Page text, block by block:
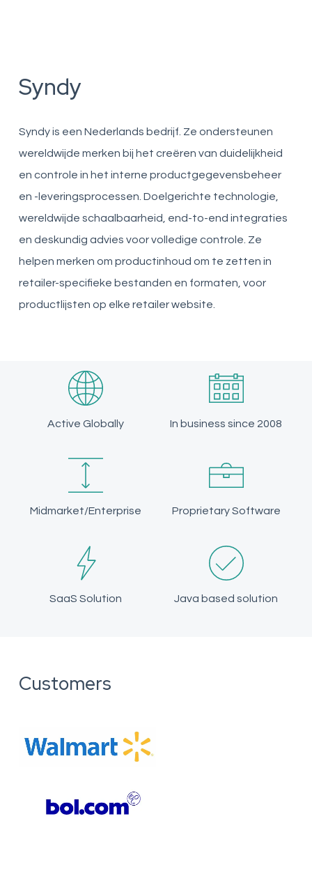
Syndy
Syndy is een Nederlands bedrijf. Ze ondersteunen
wereldwijde merken bij het creëren van duidelijkheid
en controle in het interne productgegevensbeheer
en -leveringsprocessen. Doelgerichte technologie,
wereldwijde schaalbaarheid, end-to-end integraties
en deskundig advies voor volledige controle. Ze
helpen merken om productinhoud om te zetten in
retailer-specifieke bestanden en formaten, voor
productlijsten op elke retailer website.
Active Globally In business since 2008
Midmarket/Enterprise Proprietary Software
SaaS Solution Java based solution
Customers